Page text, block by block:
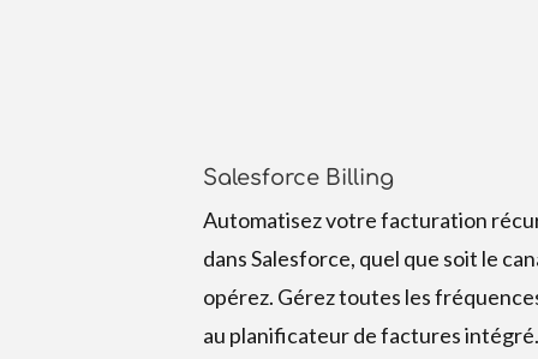
Salesforce Billing
Automatisez votre facturation
dans Salesforce, quel que soit le
opérez. Gérez toutes les
au planificateur de factures